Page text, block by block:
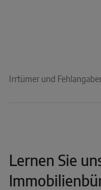
Irrtümer und
Lernen Sie